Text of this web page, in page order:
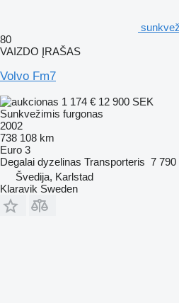
80
VAIZDO ĮRAŠAS
Volvo Fm7
1 174 € 12 900 SEK
Sunkvežimis furgonas
2002
738 108 km
Euro 3
Degalai dyzelinas Transporteris 7 790
Švedija, Karlstad
Klaravik Sweden